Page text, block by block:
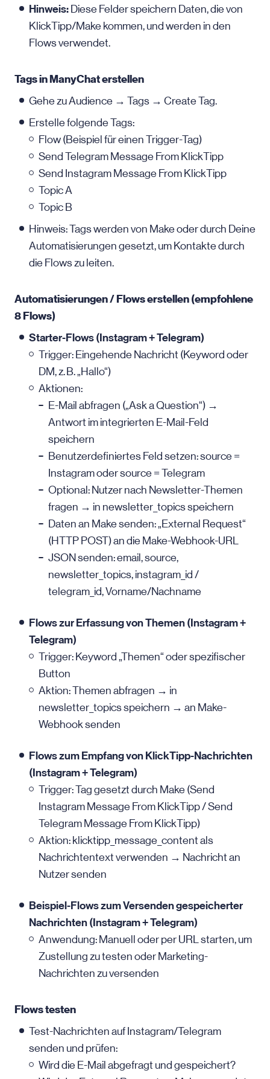
Hinweis: Diese Felder speichern Daten, die von
KlickTipp/Make kommen, und werden in den
Flows verwendet.
Tags in ManyChat erstellen
Gehe zu Audience → Tags → Create Tag.
Erstelle folgende Tags:
Flow (Beispiel für einen Trigger-Tag)
Send Telegram Message From KlickTipp
Send Instagram Message From KlickTipp
Topic A
Topic B
Hinweis: Tags werden von Make oder durch Deine
Automatisierungen gesetzt, um Kontakte durch
die Flows zu leiten.
Automatisierungen / Flows erstellen (empfohlene
8 Flows)
Starter-Flows (Instagram + Telegram)
Trigger: Eingehende Nachricht (Keyword oder
DM, z. B. „Hallo“)
Aktionen:
E-Mail abfragen („Ask a Question“) →
Antwort im integrierten E-Mail-Feld
speichern
Benutzerdefiniertes Feld setzen: source =
Instagram oder source = Telegram
Optional: Nutzer nach Newsletter-Themen
fragen → in newsletter_topics speichern
Daten an Make senden: „External Request“
(HTTP POST) an die Make-Webhook-URL
JSON senden: email, source,
newsletter_topics, instagram_id /
telegram_id, Vorname/Nachname
Flows zur Erfassung von Themen (Instagram +
Telegram)
Trigger: Keyword „Themen“ oder spezifischer
Button
Aktion: Themen abfragen → in
newsletter_topics speichern → an Make-
Webhook senden
Flows zum Empfang von KlickTipp-Nachrichten
(Instagram + Telegram)
Trigger: Tag gesetzt durch Make (Send
Instagram Message From KlickTipp / Send
Telegram Message From KlickTipp)
Aktion: klicktipp_message_content als
Nachrichtentext verwenden → Nachricht an
Nutzer senden
Beispiel-Flows zum Versenden gespeicherter
Nachrichten (Instagram + Telegram)
Anwendung: Manuell oder per URL starten, um
Zustellung zu testen oder Marketing-
Nachrichten zu versenden
Flows testen
Test-Nachrichten auf Instagram/Telegram
senden und prüfen:
Wird die E-Mail abgefragt und gespeichert?